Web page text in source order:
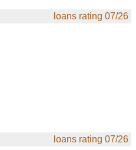
loans rating 07/26
loans rating 07/26